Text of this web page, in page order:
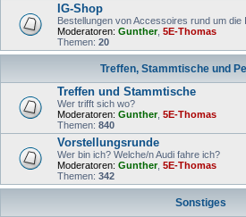
IG-Shop
Bestellungen von Accessoires rund um die
Moderatoren: Gunther, 5E-Thomas
Themen: 20
Treffen, Stammtische und
Treffen und Stammtische
Wer trifft sich wo?
Moderatoren: Gunther, 5E-Thomas
Themen: 840
Vorstellungsrunde
Wer bin ich? Welche/n Audi fahre ich?
Moderatoren: Gunther, 5E-Thomas
Themen: 342
Sonstiges